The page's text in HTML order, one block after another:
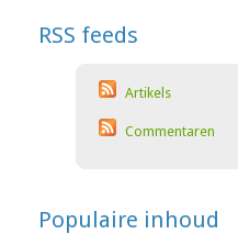
RSS feeds
Artikels
Commentaren
Populaire inhoud